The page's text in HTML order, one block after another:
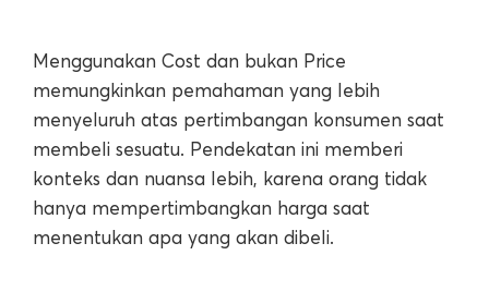
Menggunakan Cost dan bukan Price
memungkinkan pemahaman yang lebih
menyeluruh atas pertimbangan konsumen saat
membeli sesuatu. Pendekatan ini memberi
konteks dan nuansa lebih, karena orang tidak
hanya mempertimbangkan harga saat
menentukan apa yang akan dibeli.